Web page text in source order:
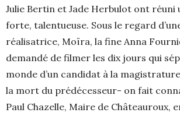
Julie Bertin et Jade Herbulot ont réuni
forte, talentueuse. Sous le regard
réalisatrice, Moïra, la fine Anna
demandé de filmer les dix jours qui
monde d’un candidat à la
la mort du prédécesseur- on fait
Paul Chazelle, Maire de Châteauroux,